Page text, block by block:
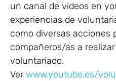
un canal de videos en
experiencias de
como diversas acciones
compañeros/as a
voluntariado.
Ver www.youtube.es/